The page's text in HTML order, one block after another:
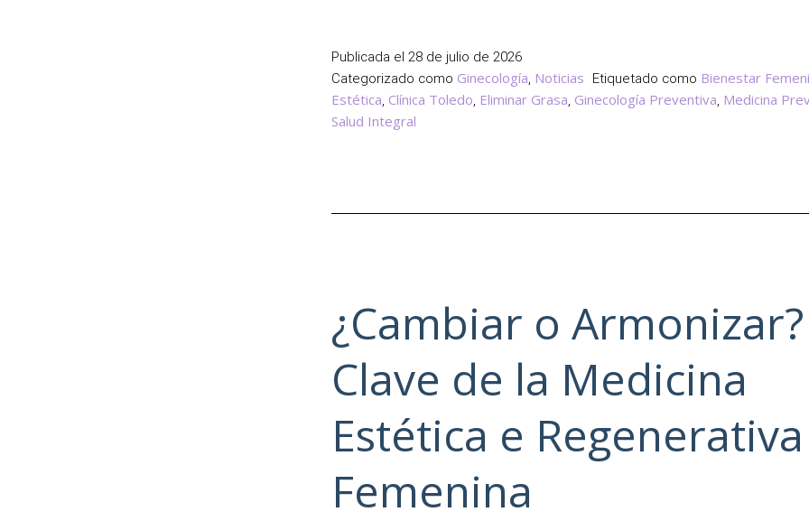
y
Salud
Publicada el 28 de julio de 2026
Categorizado como Ginecología, Noticias Etiquetado como Bienestar
Estética, Clínica Toledo, Eliminar Grasa, Ginecología Preventiva, Medicina
Salud Integral
¿Cambiar o
Clave de la Medicina
Estética e Regenerativa
Femenina